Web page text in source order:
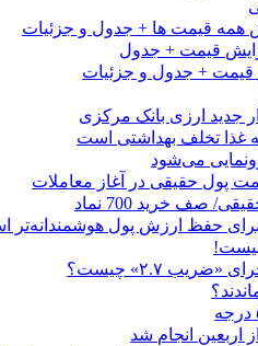
جدید ارزی بانک مرکزی
غذا تخلف بهداشتی است
حفظ ارزش پول هوشمندانه‌تر
۲.۷» چیست؟